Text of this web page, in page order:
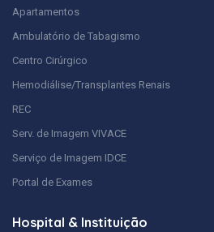
Apartamentos
Ambulatório de Tabagismo
Centro Cirúrgico
Hemodiálise/Transplantes Renais
REC
Serv. de Imagem VIVACE
Serviço de Imagem IDCE
Portal de Exames
Hospital & Instituição